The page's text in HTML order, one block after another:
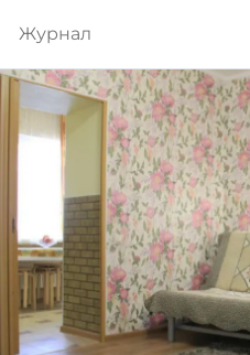
Журнал